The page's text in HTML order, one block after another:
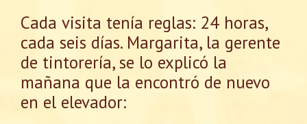
Cada visita tenía reglas: 24 horas,
cada seis días. Margarita, la gerente
de tintorería, se lo explicó la
mañana que la encontró de nuevo
en el elevador: